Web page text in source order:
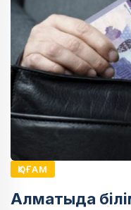
ҚОҒАМ
Алматыда